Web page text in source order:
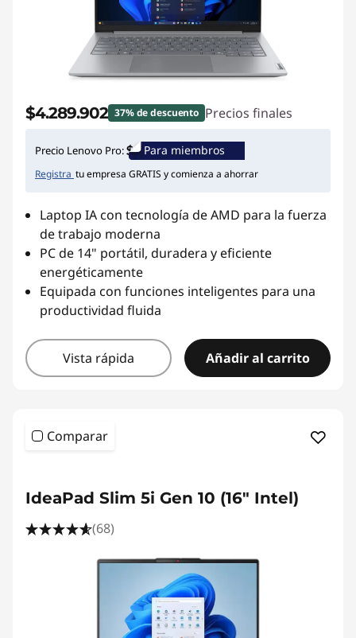
$4.289.902 37% de descuento Precios finales
Precio Lenovo Pro: Para miembros
Registra tu empresa GRATIS y comienza a ahorrar
Laptop IA con tecnología de AMD para la fuerza
de trabajo moderna
PC de 14" portátil, duradera y eficiente
energéticamente
Equipada con funciones inteligentes para una
productividad fluida
Vista rápida Añadir al carrito
Comparar
IdeaPad Slim 5i Gen 10 (16" Intel)
(68)